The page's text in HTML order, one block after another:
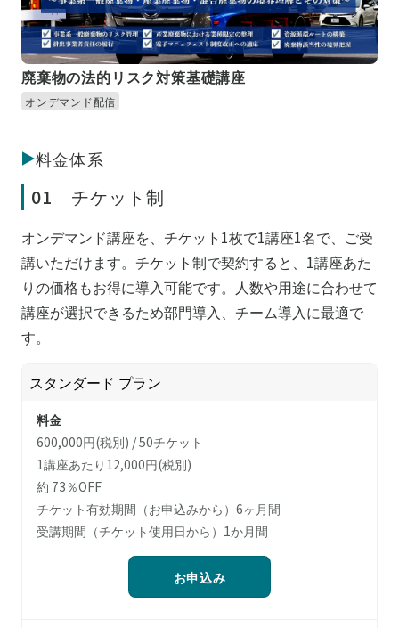
廃棄物の法的リスク対策基礎講座
オンデマンド配信
料金体系
01 チケット制
オンデマンド講座を、チケット1枚で1講座1名で、ご受
講いただけます。チケット制で契約すると、1講座あた
りの価格もお得に導入可能です。人数や用途に合わせて
講座が選択できるため部門導入、チーム導入に最適で
す。
スタンダード プラン
料金
600,000円(税別) / 50チケット
1講座あたり12,000円(税別)
約 73％OFF
チケット有効期間（お申込みから）6ヶ月間
受講期間（チケット使用日から）1か月間
お申込み